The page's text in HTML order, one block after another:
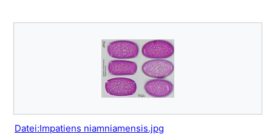
Datei:Impatiens niamniamensis.jpg